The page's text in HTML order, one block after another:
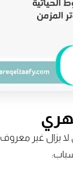
لا يزال غير